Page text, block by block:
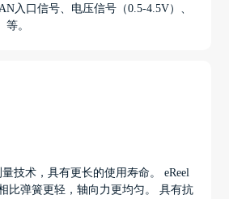
入口信号、电压信号（0.5-4.5V）、
等。
技术，具有更长的使用寿命。 eReel
比弹簧更轻，轴向力更均匀。 具有抗